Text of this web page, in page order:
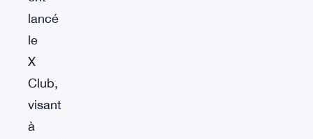
lancé
le
X
Club,
visant
à